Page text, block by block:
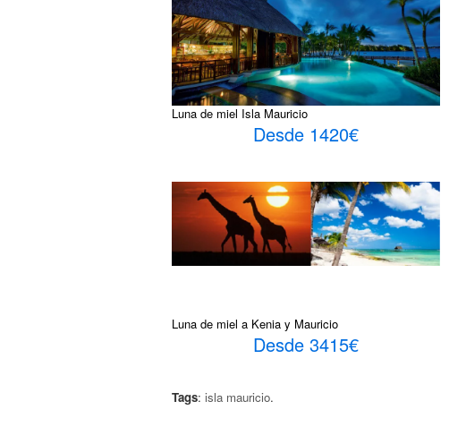
Luna de miel Isla Mauricio
Desde 1420€
Luna de miel a Kenia y Mauricio
Desde 3415€
Tags: isla mauricio.